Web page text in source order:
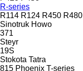
R-series
R114 R124 R450 R480
Sinotruk Howo
371
Steyr
19S
Stokota Tatra
815 Phoenix T-series